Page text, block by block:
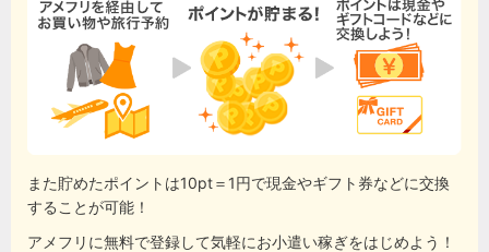
また貯めたポイントは10pt＝1円で現金やギフト券などに交換
することが可能！
アメフリに無料で登録して気軽にお小遣い稼ぎをはじめよう！